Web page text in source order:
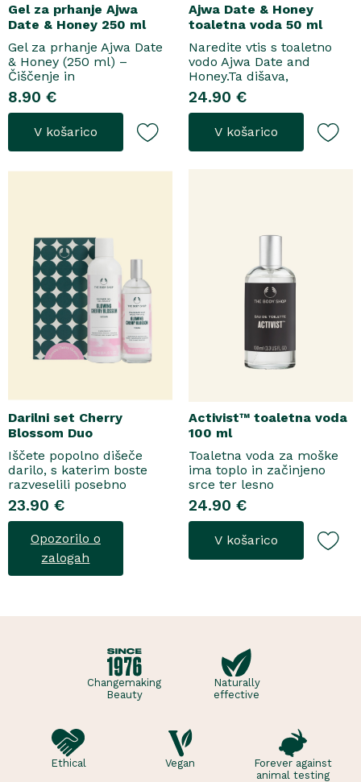
Gel za prhanje Ajwa
Date & Honey 250 ml
Gel za prhanje Ajwa Date
& Honey (250 ml) –
Čiščenje in
pomladitevSpremenite
svoje vsakodnevno
prhanje v razkošen
orientalski ritual z gelom
za prhanje Ajwa Date &
8.90 €
V košarico
Ajwa Date & Honey
toaletna voda 50 ml
Naredite vtis s toaletno
vodo Ajwa Date and
Honey.Ta dišava,
zasnovana tako za
razkošne priložnosti kot
za vsakodnevno nošenje,
se odpre z notami suhega
grozdja, labana in frezije,
24.90 €
V košarico
Darilni set Cherry
Blossom Duo
Iščete popolno dišeče
darilo, s katerim boste
razveselili posebno
osebo? Spoznajte naš
darilni set Cherry Blossom
Duo, popolno harmonijo
nežne nege in razkošnega
vonja, ki poskrbi za dobro
počutje vsak dan. Ta
23.90 €
Opozorilo o
zalogah
Activist™ toaletna voda
100 ml
Toaletna voda za moške
ima toplo in začinjeno
srce ter lesno
osnovo.Topel, začinjen
vonjToaletna voda..
24.90 €
V košarico
Changemaking
Beauty
Naturally
effective
Ethical Vegan
Forever against
animal testing